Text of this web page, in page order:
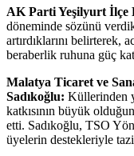
AK Parti Yeşilyurt İlçe
döneminde sözünü
artırdıklarını belirterek,
beraberlik ruhuna güç
Malatya Ticaret ve
Sadıkoğlu: Küllerinden
katkısının büyük
etti. Sadıkoğlu, TSO
üyelerin destekleriyle